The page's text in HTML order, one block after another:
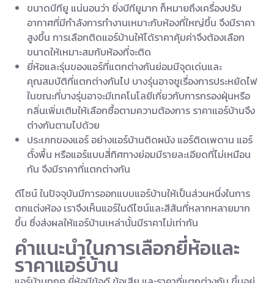
ขนาดบีทียู แน่นอนว่า ยิ่งบีทียูมาก ก็หมายถึงเครื่องปรับ
อากาศที่มีกำลังการทำงานเหมาะกับห้องที่ใหญ่ขึ้น จึงมีราคา
สูงขึ้น การเลือกติดแอร์บ้านให้ได้ราคาคุ้มค่าจึงต้องเลือก
ขนาดให้เหมาะสมกับห้องที่จะติด
ยี่ห้อและรุ่นของแอร์ที่แตกต่างกันย่อมมีจุดเด่นและ
คุณสมบัติที่แตกต่างกันไป บางรุ่นอาจชูเรื่องการประหยัดไฟ
ในขณะที่บางรุ่นอาจะมีเทคโนโลยีเกี่ยวกับการกรองฝุ่นหรือ
กลิ่นเพิ่มเติมให้เลือกซื้อตามความต้องการ ราคาแอร์บ้านจึง
ต่างกันตามไปด้วย
ประเภทของแอร์ อย่างแอร์บ้านติดผนัง แอร์ติดเพดาน แอร์
ตั้งพื้น หรือแอร์แบบสี่ทิศทางย่อมมีรายละเอียดที่ไม่เหมือน
กัน จึงมีราคาที่แตกต่างกัน
ดีไซน์ ในปัจจุบันมีการออกแบบแอร์บ้านให้เป็นส่วนหนึ่งในการ
ตกแต่งห้อง เราจึงเห็นแอร์ในดีไซน์และสีสันที่หลากหลายมาก
ขึ้น ซึ่งส่งผลให้แอร์บ้านเหล่านั้นมีราคาไม่เท่ากัน
คำแนะนำในการเลือกยี่ห้อและ
ราคาแอร์บ้าน